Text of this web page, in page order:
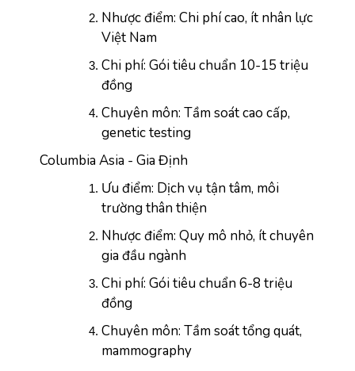
Nhược điểm: Chi phí cao, ít nhân lực
Việt Nam
Chi phí: Gói tiêu chuẩn 10-15 triệu
đồng
Chuyên môn: Tầm soát cao cấp,
genetic testing
Columbia Asia - Gia Định
Ưu điểm: Dịch vụ tận tâm, môi
trường thân thiện
Nhược điểm: Quy mô nhỏ, ít chuyên
gia đầu ngành
Chi phí: Gói tiêu chuẩn 6-8 triệu
đồng
Chuyên môn: Tầm soát tổng quát,
mammography